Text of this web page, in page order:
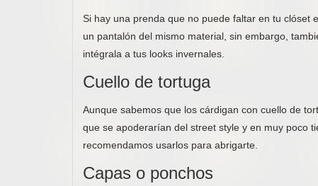
Si hay una prenda que no puede faltar en tu clóset
un pantalón del mismo material, sin embargo,
intégrala a tus looks invernales.
Cuello de tortuga
Aunque sabemos que los cárdigan con cuello de
que se apoderarían del street style y en muy poco
recomendamos usarlos para abrigarte.
Capas o ponchos